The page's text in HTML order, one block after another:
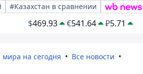
#Казахстан в сравнении
$469.93 €541.64 ₽5.71
мира на сегодня
Все новости